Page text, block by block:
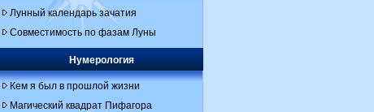
Лунный календарь зачатия
Совместимость по фазам Луны
Нумерология
Кем я был в прошлой жизни
Магический квадрат Пифагора